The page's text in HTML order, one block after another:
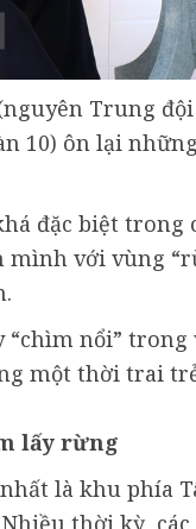
Trung
10) ôn lại
đặc biệt trong
mình với vùng
nổi”
một thời trai
lấy rừng
là khu phía